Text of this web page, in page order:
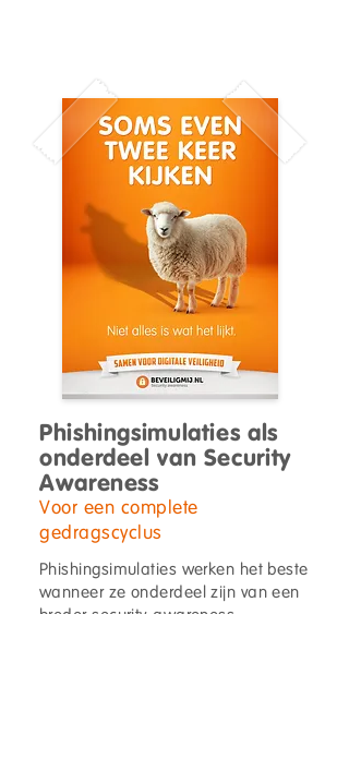
Phishingsimulaties als
onderdeel van Security
Awareness
Voor een complete
gedragscyclus
Phishingsimulaties werken het beste
wanneer ze onderdeel zijn van een
breder security awareness